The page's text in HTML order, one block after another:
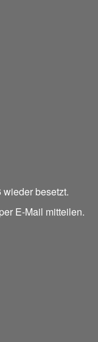
besetzt.
E-Mail mitteilen.